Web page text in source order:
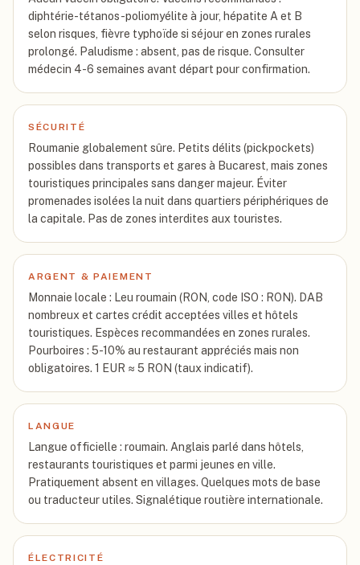
diphtérie-tétanos-poliomyélite à jour, hépatite A et B
selon risques, fièvre typhoïde si séjour en zones rurales
prolongé. Paludisme : absent, pas de risque. Consulter
médecin 4-6 semaines avant départ pour confirmation.
SÉCURITÉ
Roumanie globalement sûre. Petits délits (pickpockets)
possibles dans transports et gares à Bucarest, mais zones
touristiques principales sans danger majeur. Éviter
promenades isolées la nuit dans quartiers périphériques de
la capitale. Pas de zones interdites aux touristes.
ARGENT & PAIEMENT
Monnaie locale : Leu roumain (RON, code ISO : RON). DAB
nombreux et cartes crédit acceptées villes et hôtels
touristiques. Espèces recommandées en zones rurales.
Pourboires : 5-10% au restaurant appréciés mais non
obligatoires. 1 EUR ≈ 5 RON (taux indicatif).
LANGUE
Langue officielle : roumain. Anglais parlé dans hôtels,
restaurants touristiques et parmi jeunes en ville.
Pratiquement absent en villages. Quelques mots de base
ou traducteur utiles. Signalétique routière internationale.
ÉLECTRICITÉ